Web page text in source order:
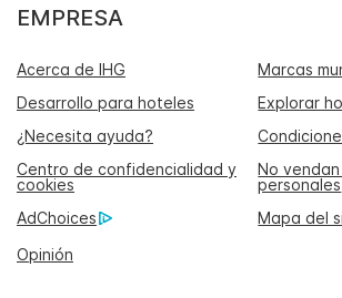
EMPRESA
Acerca de IHG
Marcas
Desarrollo para hoteles
Explorar
¿Necesita ayuda?
Centro de confidencialidad y
cookies
No
personales
AdChoices
Mapa del
Opinión